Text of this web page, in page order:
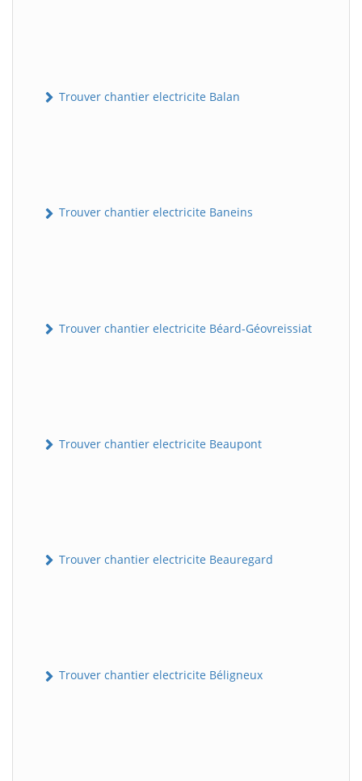
Trouver chantier electricite Balan
Trouver chantier electricite Baneins
Trouver chantier electricite Béard-Géovreissiat
Trouver chantier electricite Beaupont
Trouver chantier electricite Beauregard
Trouver chantier electricite Béligneux